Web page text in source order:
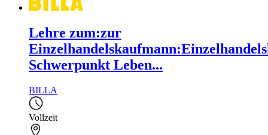
Lehre zum:zur
Schwerpunkt Leben...
BILLA
Vollzeit